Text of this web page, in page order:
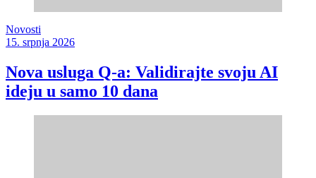
Novosti
15. srpnja 2026
Nova usluga Q-a: Validirajte svoju AI
ideju u samo 10 dana